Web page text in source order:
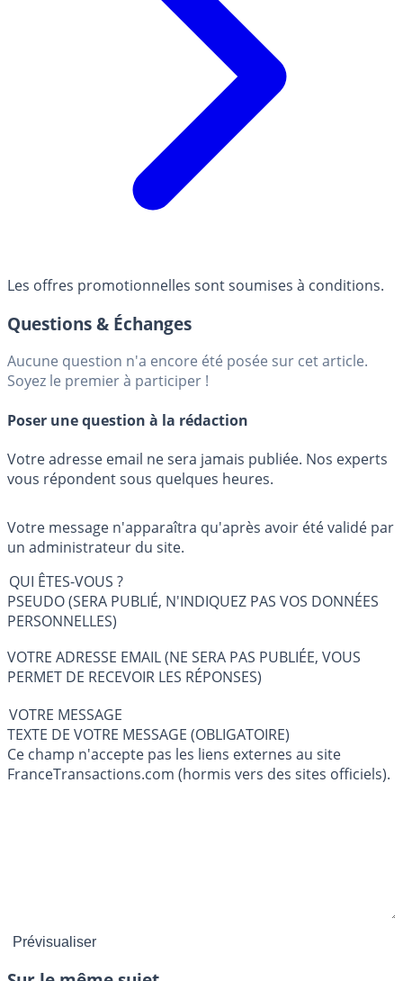
Les offres promotionnelles sont soumises à conditions.
Questions & Échanges
Aucune question n'a encore été posée sur cet article.
Soyez le premier à participer !
Poser une question à la rédaction
Votre adresse email ne sera jamais publiée. Nos experts
vous répondent sous quelques heures.
Votre message n'apparaîtra qu'après avoir été validé par
un administrateur du site.
QUI ÊTES-VOUS ?
PSEUDO (SERA PUBLIÉ, N'INDIQUEZ PAS VOS DONNÉES
PERSONNELLES)
VOTRE ADRESSE EMAIL (NE SERA PAS PUBLIÉE, VOUS
PERMET DE RECEVOIR LES RÉPONSES)
VOTRE MESSAGE
TEXTE DE VOTRE MESSAGE (OBLIGATOIRE)
Ce champ n'accepte pas les liens externes au site
FranceTransactions.com (hormis vers des sites officiels).